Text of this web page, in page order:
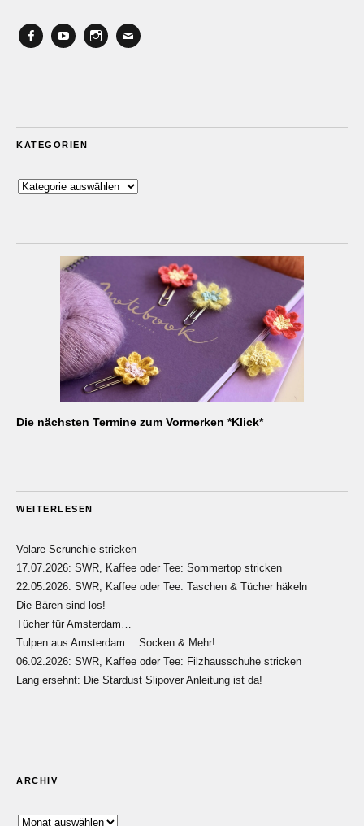
KATEGORIEN
Kategorien
Die nächsten Termine zum Vormerken *Klick*
WEITERLESEN
Volare-Scrunchie stricken
17.07.2026: SWR, Kaffee oder Tee: Sommertop stricken
22.05.2026: SWR, Kaffee oder Tee: Taschen & Tücher häkeln
Die Bären sind los!
Tücher für Amsterdam…
Tulpen aus Amsterdam… Socken & Mehr!
06.02.2026: SWR, Kaffee oder Tee: Filzhausschuhe stricken
Lang ersehnt: Die Stardust Slipover Anleitung ist da!
ARCHIV
Archiv